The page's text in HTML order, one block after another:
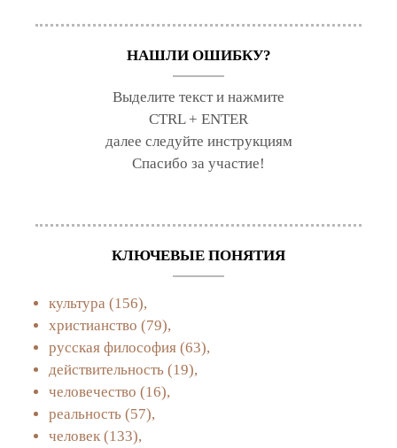
НАШЛИ ОШИБКУ?
Выделите текст и нажмите
CTRL + ENTER
далее следуйте инструкциям
Спасибо за участие!
КЛЮЧЕВЫЕ ПОНЯТИЯ
культура (156),
христианство (79),
русская философия (63),
действительность (19),
человечество (16),
реальность (57),
человек (133),